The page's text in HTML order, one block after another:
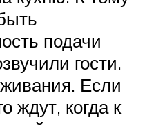
подачи
гости.
Если
ждут, когда к